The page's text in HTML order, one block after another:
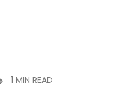
1 MIN READ